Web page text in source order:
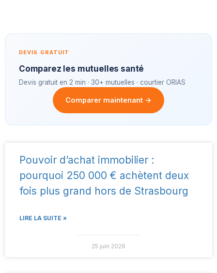
DEVIS GRATUIT
Comparez les mutuelles santé
Devis gratuit en 2 min · 30+ mutuelles · courtier ORIAS
Comparer maintenant →
Pouvoir d’achat immobilier :
pourquoi 250 000 € achètent deux
fois plus grand hors de Strasbourg
LIRE LA SUITE »
25 juin 2026